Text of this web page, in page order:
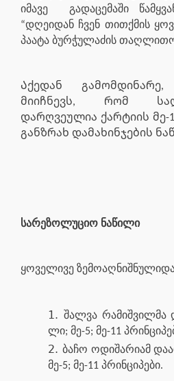
იმავე
გადაცემაში
“დღეიდან ჩვენ თითქმის
პაატა ბურჭულაძის
Აქედან
მიიჩნევს, რომ
დარღვეულია ქარტიის მე-
განზრახ დამახინჯების
სარეზოლუციო ნაწილი
ყოველივე
შალვა რამიშვილმა
ლი; მე-5; მე-11
ბაჩო ოდიშარიამ
მე-5; მე-11 პრინციპები.